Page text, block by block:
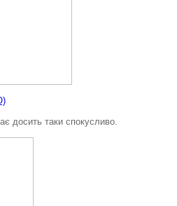
досить таки спокусливо.